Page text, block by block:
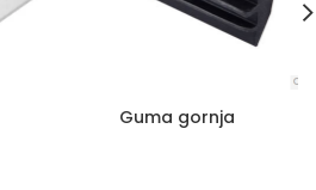
Guma gornja